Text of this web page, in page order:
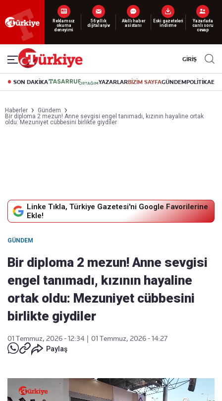
Yeni nesil dijital
abonelik 19 TL’den başlayan fiyatlarla.
GİRİŞ
SON DAKİKA YAZARLARBİZİM SAYFAGÜNDEMPOLİTİKA
Haberler
Gündem
Bir diploma 2 mezun! Anne sevgisi engel tanımadı, kızının hayaline ortak
oldu: Mezuniyet cübbesini birlikte giydiler
Linke Tıkla, Türkiye Gazetesi'ni Google Favorilerine
Ekle!
GÜNDEM
Bir diploma 2 mezun! Anne sevgisi
engel tanımadı, kızının hayaline
ortak oldu: Mezuniyet cübbesini
birlikte giydiler
01 Temmuz, 2026 - 12:34
01 Temmuz, 2026 - 14:27
Paylaş